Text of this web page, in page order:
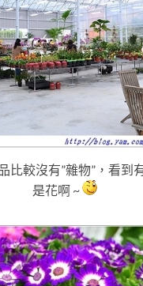
比較沒有”雜物”，看到
是花啊 ~